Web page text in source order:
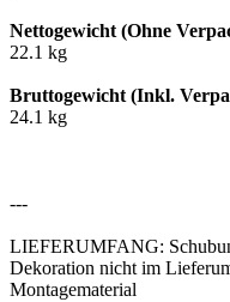
Nettogewicht (Ohne
22.1 kg
Bruttogewicht (Inkl.
24.1 kg
---
LIEFERUMFANG:
Dekoration nicht im
Montagematerial